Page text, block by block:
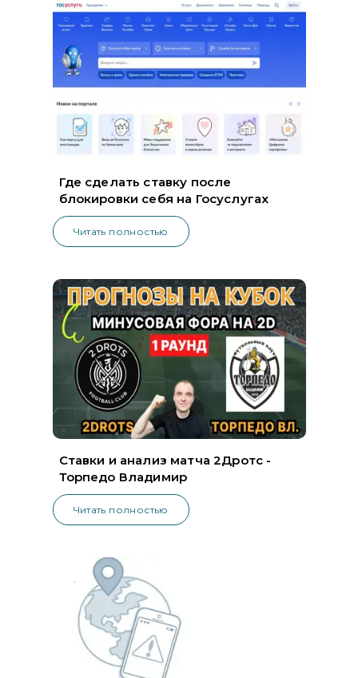
Где сделать ставку после
блокировки себя на Госуслугах
Читать полностью
Ставки и анализ матча 2Дротс -
Торпедо Владимир
Читать полностью